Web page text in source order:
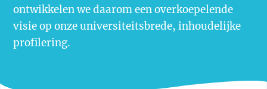
ontwikkelen we daarom een overkoepelende
visie op onze universiteitsbrede, inhoudelijke
profilering.